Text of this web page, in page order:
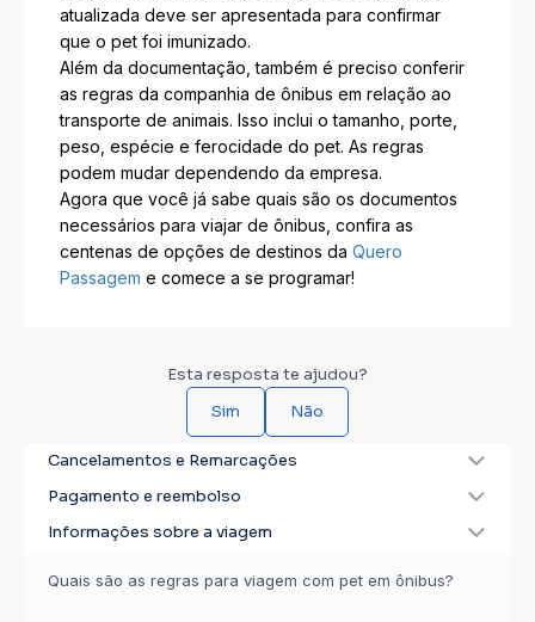
atualizada deve ser apresentada para confirmar
que o pet foi imunizado.
Além da documentação, também é preciso conferir
as regras da companhia de ônibus em relação ao
transporte de animais. Isso inclui o tamanho, porte,
peso, espécie e ferocidade do pet. As regras
podem mudar dependendo da empresa.
Agora que você já sabe quais são os documentos
necessários para viajar de ônibus, confira as
centenas de opções de destinos da Quero
Passagem e comece a se programar!
Esta resposta te ajudou?
Sim
Não
Cancelamentos e Remarcações
Pagamento e reembolso
Informações sobre a viagem
Quais são as regras para viagem com pet em ônibus?